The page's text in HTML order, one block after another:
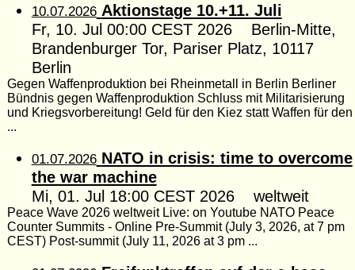
10.07.2026 Aktionstage 10.+11. Juli
Fr, 10. Jul 00:00 CEST 2026 Berlin-Mitte,
Brandenburger Tor, Pariser Platz, 10117
Berlin
Gegen Waffenproduktion bei Rheinmetall in Berlin Berliner
Bündnis gegen Waffenproduktion Schluss mit Militarisierung
und Kriegsvorbereitung! Geld für den Kiez statt Waffen für den
...
01.07.2026 NATO in crisis: time to overcome
the war machine
Mi, 01. Jul 18:00 CEST 2026 weltweit
Peace Wave 2026 weltweit Live: on Youtube NATO Peace
Counter Summits - Online Pre-Summit (July 3, 2026, at 7 pm
CEST) Post-summit (July 11, 2026 at 3 pm ...